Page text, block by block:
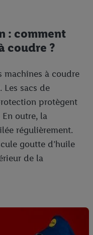
: comment
coudre ?
machines à coudre
Les sacs de
protègent
outre, la
régulièrement.
goutte d’huile
de la